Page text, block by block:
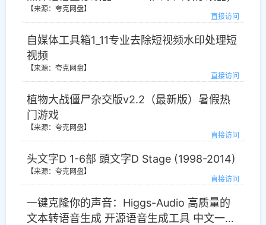
然资质平庸，但依靠自身努力和合理算计最
修仙，风云再起 时空穿梭，轮回逆转 金仙太
乙，大罗道祖 三千大道，法则至尊 《凡人修
仙传》仙界篇，一个韩立叱咤仙界的故事，
一个凡人小子修仙的不灭传说。
直接访问
【来源：夸克网盘】
自媒体工具箱1_11专业去除短视频水印处理短
视频
直接访问
【来源：夸克网盘】
植物大战僵尸杂交版v2.2（最新版）暑假热
门游戏
直接访问
【来源：夸克网盘】
头文字D 1-6部 頭文字D Stage (1998-2014)
直接访问
【来源：夸克网盘】
一键克隆你的声音：Higgs-Audio 高质量的
文本转语音生成 开源语音生成工具 中文一键